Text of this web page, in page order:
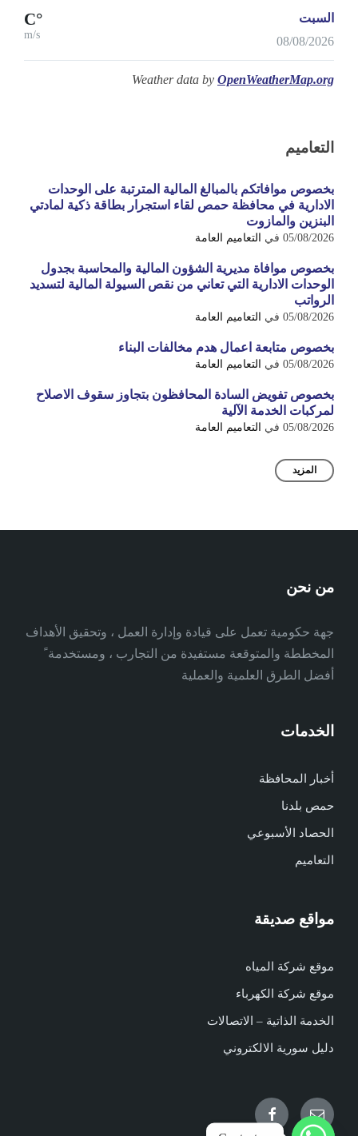
السبت
08/08/2026
°C
m/s
Weather data by OpenWeatherMap.org
التعاميم
بخصوص موافاتكم بالمبالغ المالية المترتبة على الوحدات
الادارية في محافظة حمص لقاء استجرار بطاقة ذكية لمادتي
البنزين والمازوت
05/08/2026 في التعاميم العامة
بخصوص موافاة مديرية الشؤون المالية والمحاسبة بجدول
الوحدات الادارية التي تعاني من نقص السيولة المالية لتسديد
الرواتب
05/08/2026 في التعاميم العامة
بخصوص متابعة اعمال هدم مخالفات البناء
05/08/2026 في التعاميم العامة
بخصوص تفويض السادة المحافظون بتجاوز سقوف الاصلاح
لمركبات الخدمة الآلية
05/08/2026 في التعاميم العامة
المزيد
من نحن
جهة حكومية تعمل على قيادة وإدارة العمل ، وتحقيق الأهداف
المخططة والمتوقعة مستفيدة من التجارب ، ومستخدمة ً
أفضل الطرق العلمية والعملية
الخدمات
أخبار المحافظة
حمص بلدنا
الحصاد الأسبوعي
التعاميم
مواقع صديقة
موقع شركة المياه
موقع شركة الكهرباء
الخدمة الذاتية – الاتصالات
دليل سورية الالكتروني
Email
Facebook